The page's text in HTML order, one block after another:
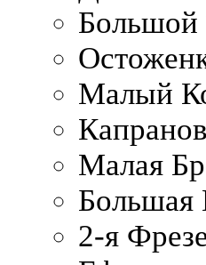
Большой
Малый
Малая
Большая
2-я